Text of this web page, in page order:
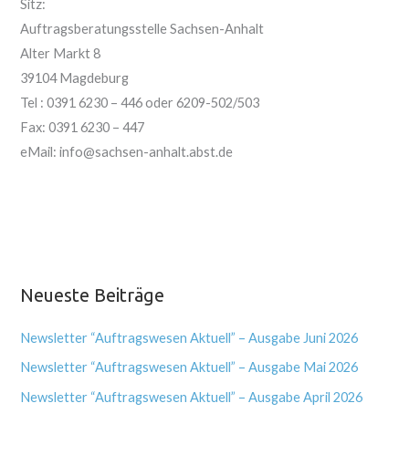
Sitz:
Auftragsberatungsstelle Sachsen-Anhalt
Alter Markt 8
39104 Magdeburg
Tel : 0391 6230 – 446 oder 6209-502/503
Fax: 0391 6230 – 447
eMail: info@sachsen-anhalt.abst.de
Neueste Beiträge
Newsletter “Auftragswesen Aktuell” – Ausgabe Juni 2026
Newsletter “Auftragswesen Aktuell” – Ausgabe Mai 2026
Newsletter “Auftragswesen Aktuell” – Ausgabe April 2026